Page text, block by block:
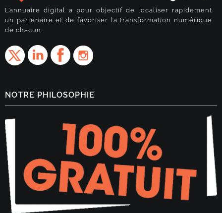
L’annuaire digital a pour objectif de localiser rapidement
un partenaire et de favoriser la transformation numérique
de chacun.
NOTRE PHILOSOPHIE